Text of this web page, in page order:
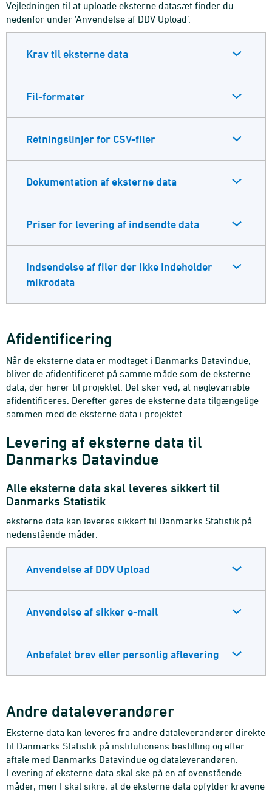
Vejledningen til at uploade eksterne datasæt finder du
nedenfor under ’Anvendelse af DDV Upload’.
Krav til eksterne data
Fil-formater
Retningslinjer for CSV-filer
Dokumentation af eksterne data
Priser for levering af indsendte data
Indsendelse af filer der ikke indeholder
mikrodata
Afidentificering
Når de eksterne data er modtaget i Danmarks Datavindue,
bliver de afidentificeret på samme måde som de eksterne
data, der hører til projektet. Det sker ved, at nøglevariable
afidentificeres. Derefter gøres de eksterne data tilgængelige
sammen med de eksterne data i projektet.
Levering af eksterne data til
Danmarks Datavindue
Alle eksterne data skal leveres sikkert til
Danmarks Statistik
eksterne data kan leveres sikkert til Danmarks Statistik på
nedenstående måder.
Anvendelse af DDV Upload
Anvendelse af sikker e-mail
Anbefalet brev eller personlig aflevering
Andre dataleverandører
Eksterne data kan leveres fra andre dataleverandører direkte
til Danmarks Statistik på institutionens bestilling og efter
aftale med Danmarks Datavindue og dataleverandøren.
Levering af eksterne data skal ske på en af ovenstående
måder, men I skal sikre, at de eksterne data opfylder kravene